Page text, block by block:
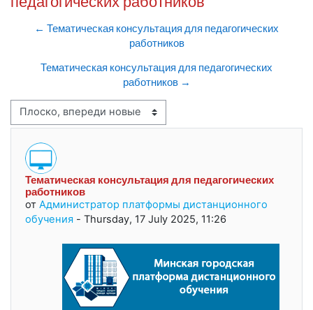
← Тематическая консультация для педагогических
работников
Тематическая консультация для педагогических
работников →
Режим отображения
Тематическая консультация для педагогических
работников
от Администратор платформы дистанционного
обучения - Thursday, 17 July 2025, 11:26
Количество ответов: 0